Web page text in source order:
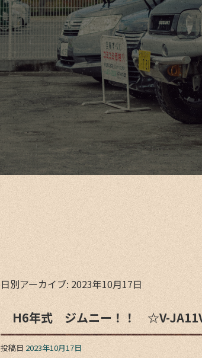
日別アーカイブ: 2023年10月17日
H6年式 ジムニー！！ ☆V-
投稿日 2023年10月17日